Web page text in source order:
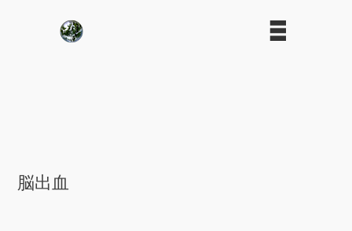
脳出血